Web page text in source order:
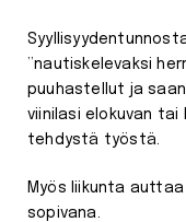
”nautiskelevaksi
puuhastellut ja
viinilasi elokuvan tai
tehdystä työstä.
Myös liikunta
sopivana.